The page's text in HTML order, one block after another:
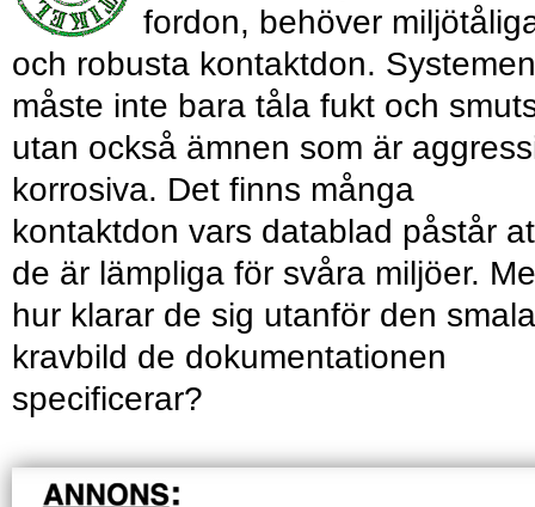
fordon, behöver
och robusta kontaktdon. Systemen
måste inte bara tåla fukt och
utan också ämnen som är
korrosiva. Det finns många
kontaktdon vars datablad påstår
de är lämpliga för svåra miljöer.
hur klarar de sig utanför den smala
kravbild de dokumentationen
specificerar?